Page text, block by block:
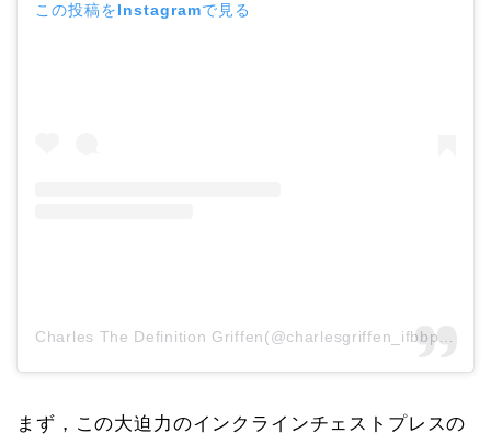
この投稿をInstagramで見る
まず，この大迫力のインクラインチェストプレスの